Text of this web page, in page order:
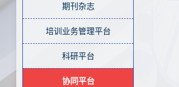
期刊杂志
培训业务管理平台
科研平台
协同平台